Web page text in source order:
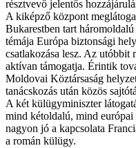
résztvevő jelentős
A kiképző központ
Bukarestben tart
témája Európa biztonsági
csatlakozása lesz. Az
aktívan támogatja. Érintik
Moldovai Köztársaság
tanácskozás után közös
A két külügyminiszter
mind kétoldalú, mind
nagyon jó a kapcsolata
a román külügy.